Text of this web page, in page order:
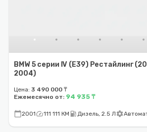
BMW 5 серии IV (E39) Рестайлинг
2004)
Цена: 3 490 000 ₸
Ежемесячно от: 94 935 ₸
calendar_today2001speed111 111 КМ local_gas_station Дизель, 2.5 Лsettings